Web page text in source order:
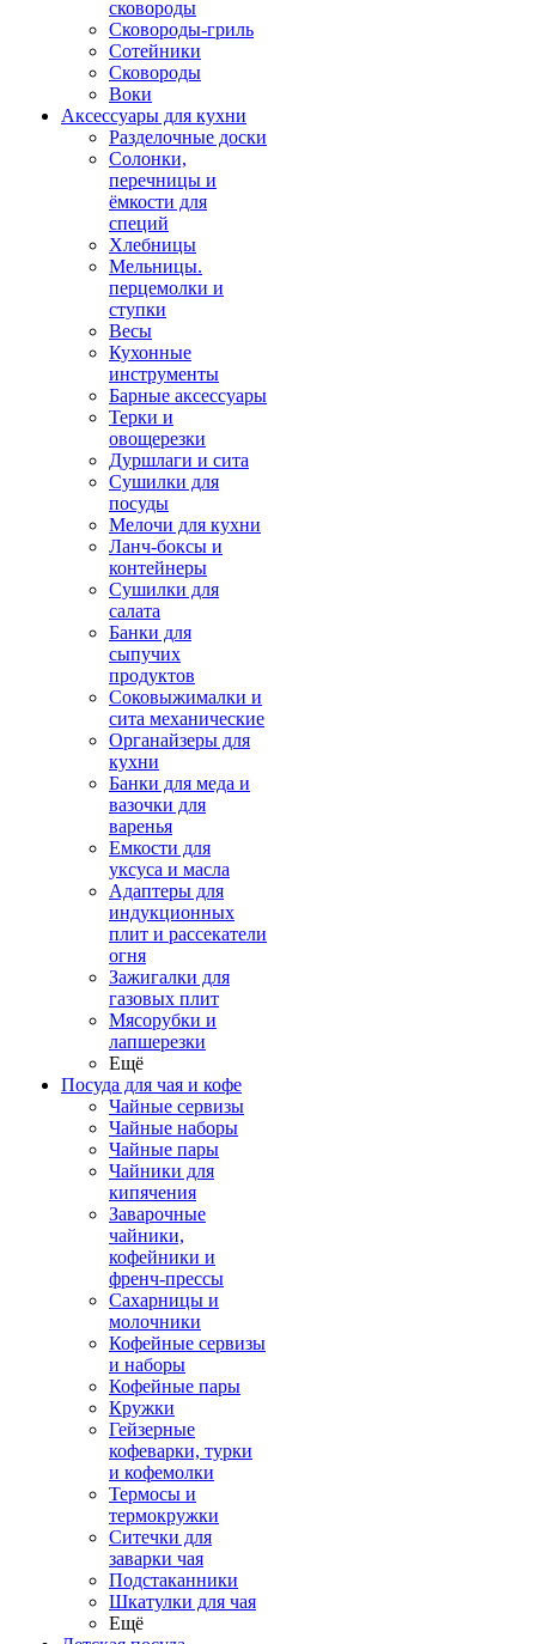
сковороды
Сковороды-гриль
Сотейники
Сковороды
Воки
Аксессуары для кухни
Разделочные доски
Солонки,
перечницы и
ёмкости для
специй
Хлебницы
Мельницы.
перцемолки и
ступки
Весы
Кухонные
инструменты
Барные аксессуары
Терки и
овощерезки
Дуршлаги и сита
Сушилки для
посуды
Мелочи для кухни
Ланч-боксы и
контейнеры
Сушилки для
салата
Банки для
сыпучих
продуктов
Соковыжималки и
сита механические
Органайзеры для
кухни
Банки для меда и
вазочки для
варенья
Емкости для
уксуса и масла
Адаптеры для
индукционных
плит и рассекатели
огня
Зажигалки для
газовых плит
Мясорубки и
лапшерезки
Ещё
Посуда для чая и кофе
Чайные сервизы
Чайные наборы
Чайные пары
Чайники для
кипячения
Заварочные
чайники,
кофейники и
френч-прессы
Сахарницы и
молочники
Кофейные сервизы
и наборы
Кофейные пары
Кружки
Гейзерные
кофеварки, турки
и кофемолки
Термосы и
термокружки
Ситечки для
заварки чая
Подстаканники
Шкатулки для чая
Ещё